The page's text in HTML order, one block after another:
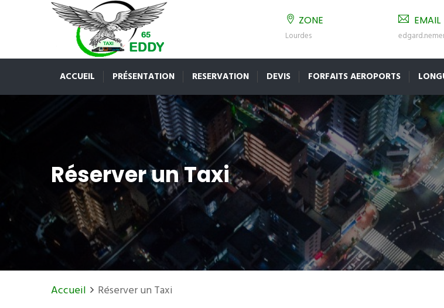
ZONE
Lourdes
EMAIL
ACCUEIL PRÉSENTATION RESERVATION DEVIS FORFAITS AEROPORTS
Réserver un Taxi
Accueil Réserver un Taxi